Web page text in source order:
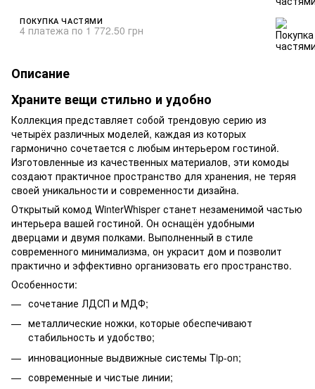
ПОКУПКА ЧАСТЯМИ
4 платежа по 1 772.50 грн
Описание
Храните вещи стильно и удобно
Коллекция представляет собой трендовую серию из
четырёх различных моделей, каждая из которых
гармонично сочетается с любым интерьером гостиной.
Изготовленные из качественных материалов, эти комоды
создают практичное пространство для хранения, не теряя
своей уникальности и современности дизайна.
Открытый комод WinterWhisper станет незаменимой частью
интерьера вашей гостиной. Он оснащён удобными
дверцами и двумя полками. Выполненный в стиле
современного минимализма, он украсит дом и позволит
практично и эффективно организовать его пространство.
Особенности:
сочетание ЛДСП и МДФ;
металлические ножки, которые обеспечивают
стабильность и удобство;
инновационные выдвижные системы Tip-on;
современные и чистые линии;